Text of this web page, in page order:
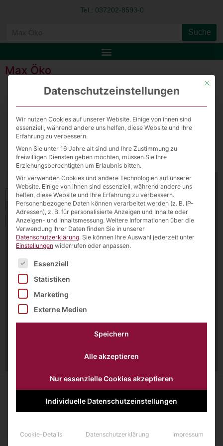
Tel.: 037202-8593-0
Suche
Max Öko
Öko HA Max
Download File
View Fullscreen
Querweg 1
Mit
Datenschutzeinstellungen
Wir nutzen Cookies auf unserer Website. Einige von ihnen sind
essenziell, während andere uns helfen, diese Website und Ihre
Erfahrung zu verbessern.
Wenn Sie unter 16 Jahre alt sind und Ihre Zustimmung zu
freiwilligen Diensten geben möchten, müssen Sie Ihre
Erziehungsberechtigten um Erlaubnis bitten.
Wir verwenden Cookies und andere Technologien auf unserer
Website. Einige von ihnen sind essenziell, während andere uns
helfen, diese Website und Ihre Erfahrung zu verbessern.
Personenbezogene Daten können verarbeitet werden (z. B. IP-
Adressen), z. B. für personalisierte Anzeigen und Inhalte oder
Anzeigen- und Inhaltsmessung. Weitere Informationen über die
Verwendung Ihrer Daten finden Sie in unserer
Datenschutzerklärung. Sie können Ihre Auswahl jederzeit unter
Einstellungen widerrufen oder anpassen.
Es folgt eine Liste der Service-Gruppen, für die eine
Essenziell
Statistiken
Marketing
Externe Medien
Speichern
Alle akzeptieren
Nur essenzielle Cookies akzeptieren
Individuelle Datenschutzeinstellungen
Cookie-Details Datenschutzerklärung Impressum